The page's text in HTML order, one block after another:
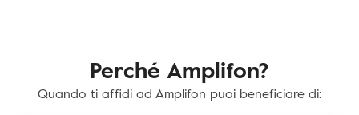
Perché Amplifon?
Quando ti affidi ad Amplifon puoi beneficiare di: